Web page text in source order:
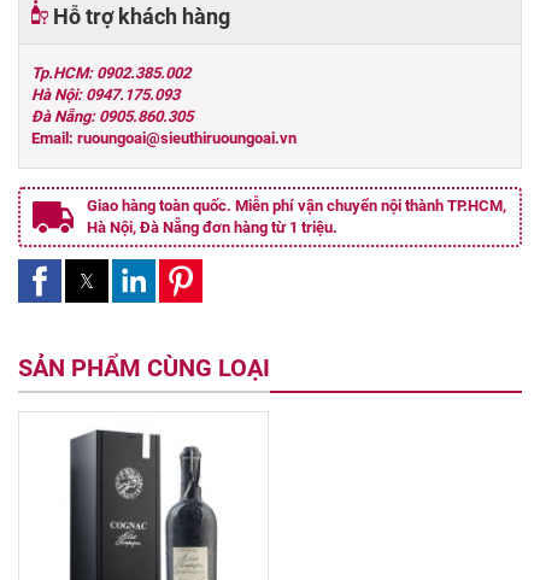
Hỗ trợ khách hàng
Tp.HCM: 0902.385.002
Hà Nội: 0947.175.093
Đà Nẵng: 0905.860.305
Email: ruoungoai@sieuthiruoungoai.vn
Giao hàng toàn quốc. Miễn phí vận chuyển nội thành TP.HCM,
Hà Nội, Đà Nẵng đơn hàng từ 1 triệu.
SẢN PHẨM CÙNG LOẠI